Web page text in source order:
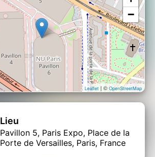
−
Leaflet| ©OpenStreetMap
Lieu
Pavillon 5, Paris Expo, Place de la
Porte de Versailles, Paris, France